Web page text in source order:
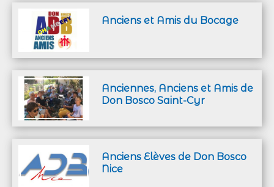
Anciens et Amis du Bocage
Anciennes, Anciens et Amis de
Don Bosco Saint-Cyr
Anciens Elèves de Don Bosco
Nice